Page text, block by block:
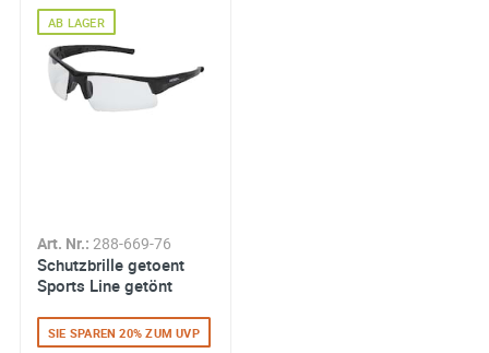
Art. Nr.: 288-669-76
Schutzbrille getoent
Sports Line getönt
AB LAGER
SIE SPAREN 20% ZUM UVP